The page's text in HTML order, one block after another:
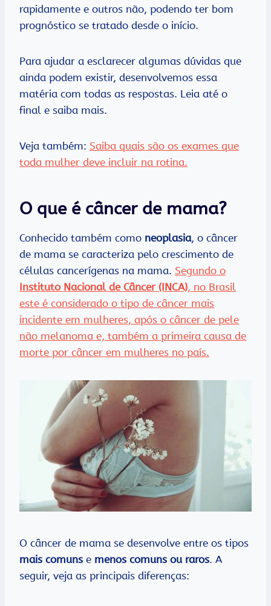
rapidamente e outros não, podendo ter bom
prognóstico se tratado desde o início.
Para ajudar a esclarecer algumas dúvidas que
ainda podem existir, desenvolvemos essa
matéria com todas as respostas. Leia até o
final e saiba mais.
Veja também: Saiba quais são os exames que
toda mulher deve incluir na rotina.
O que é câncer de mama?
Conhecido também como neoplasia, o câncer
de mama se caracteriza pelo crescimento de
células cancerígenas na mama. Segundo o
Instituto Nacional de Câncer (INCA), no Brasil
este é considerado o tipo de câncer mais
incidente em mulheres, após o câncer de pele
não melanoma e, também a primeira causa de
morte por câncer em mulheres no país.
O câncer de mama se desenvolve entre os tipos
mais comuns e menos comuns ou raros. A
seguir, veja as principais diferenças: